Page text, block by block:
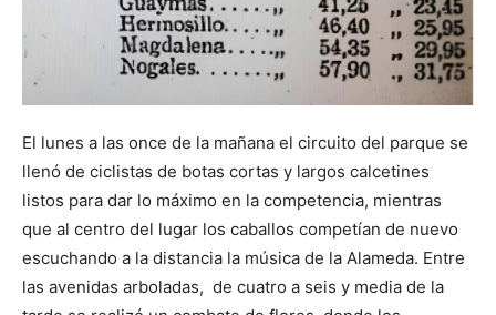
El lunes a las once de la mañana el circuito del parque se
llenó de ciclistas de botas cortas y largos calcetines
listos para dar lo máximo en la competencia, mientras
que al centro del lugar los caballos competían de nuevo
escuchando a la distancia la música de la Alameda. Entre
las avenidas arboladas, de cuatro a seis y media de la